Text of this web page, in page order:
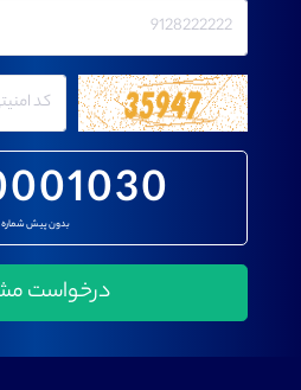
بدون پیش شماره